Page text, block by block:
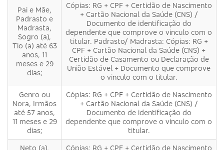
Pai e Mãe,
Padrasto e
Madrasta,
Sogro (a),
Tio (a) até 63
anos, 11
meses e 29
dias;
Cópias: RG + CPF + Certidão de Nascimento
+ Cartão Nacional da Saúde (CNS) /
Documento de identificação do
dependente que comprove o vinculo com o
titular. Padrasto/ Madrasta: Cópias: RG +
CPF + Cartão Nacional da Saúde (CNS) +
Certidão de Casamento ou Declaração de
União Estável + Documento que comprove
o vinculo com o titular.
Genro ou
Nora, Irmãos
até 57 anos,
11 meses e 29
dias;
Cópias: RG + CPF + Certidão de Nascimento
+ Cartão Nacional da Saúde (CNS) /
Documento de identificação do
dependente que comprove o vinculo com o
titular.
Neto (a),
Cópias: RG + CPF + Certidão de Nascimento